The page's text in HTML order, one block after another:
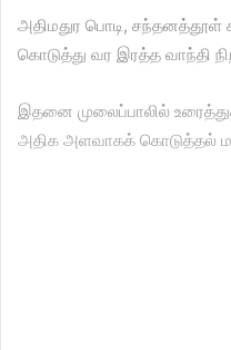
அதிமதுர பொடி, சந்தனத்தூள்
கொடுத்து வர இரத்த வாந்தி
இதனை முலைப்பாலில்
அதிக அளவாகக் கொடுத்தல்